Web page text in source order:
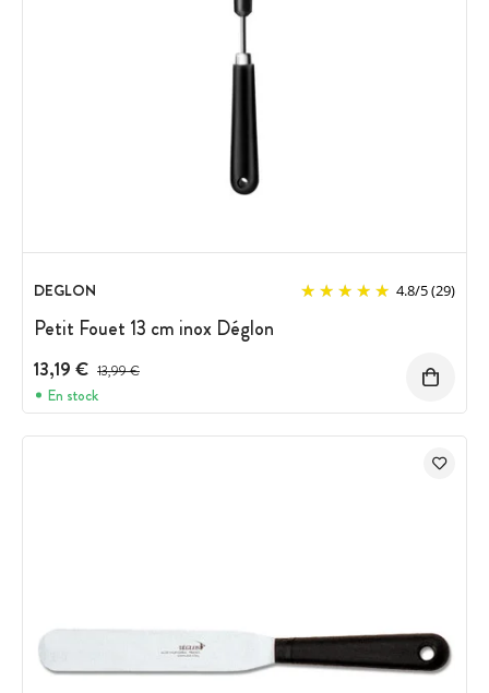
DEGLON 4.8/5(29)
Petit Fouet 13 cm inox Déglon
13,19 € Prix avant réduction :
13,99 €
En stock